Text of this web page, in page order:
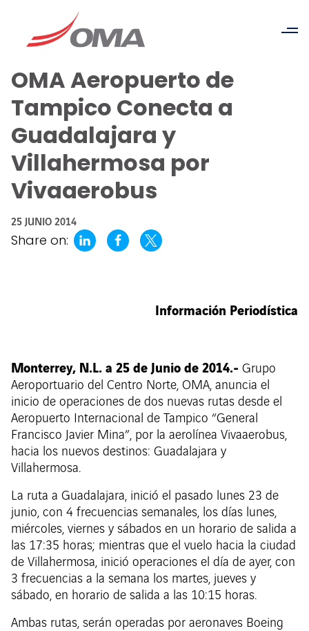
OMA Aeropuerto de
Tampico Conecta a
Guadalajara y
Villahermosa por
Vivaaerobus
25 JUNIO 2014
Share on:
Información Periodística
Monterrey, N.L. a 25 de Junio de 2014.- Grupo
Aeroportuario del Centro Norte, OMA, anuncia el
inicio de operaciones de dos nuevas rutas desde el
Aeropuerto Internacional de Tampico “General
Francisco Javier Mina”, por la aerolínea Vivaaerobus,
hacia los nuevos destinos: Guadalajara y
Villahermosa.
La ruta a Guadalajara, inició el pasado lunes 23 de
junio, con 4 frecuencias semanales, los días lunes,
miércoles, viernes y sábados en un horario de salida a
las 17:35 horas; mientras que el vuelo hacia la ciudad
de Villahermosa, inició operaciones el día de ayer, con
3 frecuencias a la semana los martes, jueves y
sábado, en horario de salida a las 10:15 horas.
Ambas rutas, serán operadas por aeronaves Boeing